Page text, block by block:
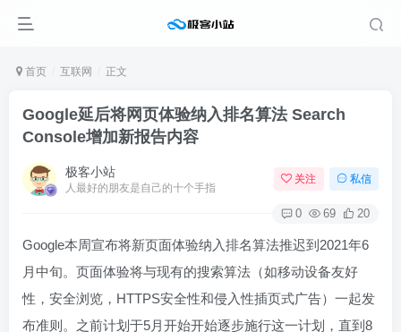
首页 互联网 正文
Google延后将网页体验纳入排名算法 Search
Console增加新报告内容
极客小站
人最好的朋友是自己的十个手指
关注 私信
0 69 20
Google本周宣布将新页面体验纳入排名算法推迟到2021年6
月中旬。页面体验将与现有的搜索算法（如移动设备友好
性，安全浏览，HTTPS安全性和侵入性插页式广告）一起发
布准则。之前计划于5月开始开始逐步施行这一计划，直到8